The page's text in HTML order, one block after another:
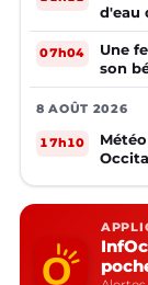
d'eau
07h04
Une
son
8 AOÛT 2026
17h10